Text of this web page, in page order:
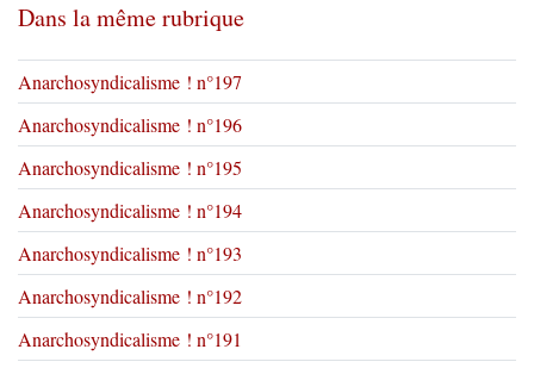
Dans la même rubrique
Anarchosyndicalisme ! n°197
Anarchosyndicalisme ! n°196
Anarchosyndicalisme ! n°195
Anarchosyndicalisme ! n°194
Anarchosyndicalisme ! n°193
Anarchosyndicalisme ! n°192
Anarchosyndicalisme ! n°191